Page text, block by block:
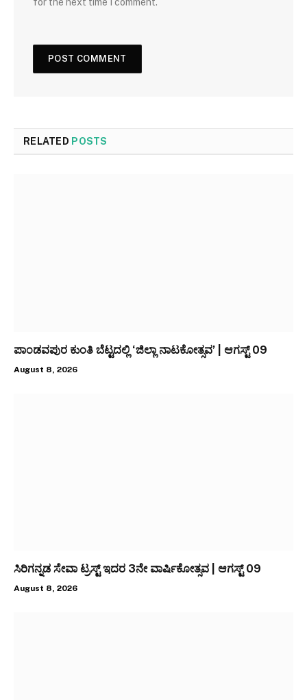
for the next time I comment.
RELATED POSTS
ಪಾಂಡವಪುರ ಕುಂತಿ ಬೆಟ್ಟದಲ್ಲಿ ‘ಜಿಲ್ಲಾ ನಾಟಕೋತ್ಸವ’ | ಆಗಸ್ಟ್ 09
August 8, 2026
ಸಿರಿಗನ್ನಡ ಸೇವಾ ಟ್ರಸ್ಟ್ ಇದರ 3ನೇ ವಾರ್ಷಿಕೋತ್ಸವ | ಆಗಸ್ಟ್ 09
August 8, 2026